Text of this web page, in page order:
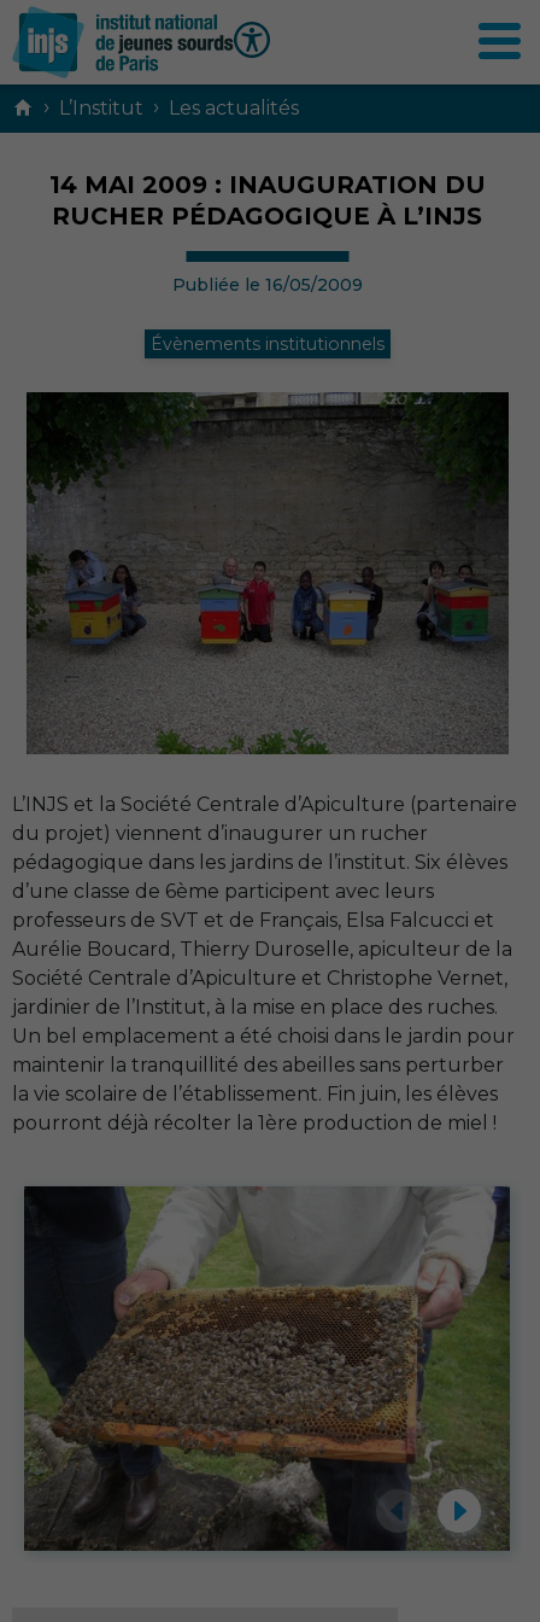
Contenu
› L’Institut › Les actualités
14 MAI 2009 : INAUGURATION DU
RUCHER PÉDAGOGIQUE À L’INJS
Publiée le 16/05/2009
Évènements institutionnels
L’INJS et la Société Centrale d’Apiculture (partenaire
du projet) viennent d’inaugurer un rucher
pédagogique dans les jardins de l’institut. Six élèves
d’une classe de 6ème participent avec leurs
professeurs de SVT et de Français, Elsa Falcucci et
Aurélie Boucard, Thierry Duroselle, apiculteur de la
Société Centrale d’Apiculture et Christophe Vernet,
jardinier de l’Institut, à la mise en place des ruches.
Un bel emplacement a été choisi dans le jardin pour
maintenir la tranquillité des abeilles sans perturber
la vie scolaire de l’établissement. Fin juin, les élèves
pourront déjà récolter la 1ère production de miel !